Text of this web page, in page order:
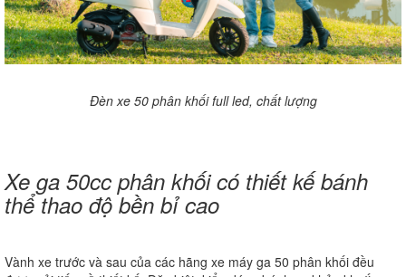
Đèn xe 50 phân khối full led, chất lượng
Xe ga 50cc phân khối có thiết kế bánh
thể thao độ bền bỉ cao
Vành xe trước và sau của các hãng xe máy ga 50 phân khối đều